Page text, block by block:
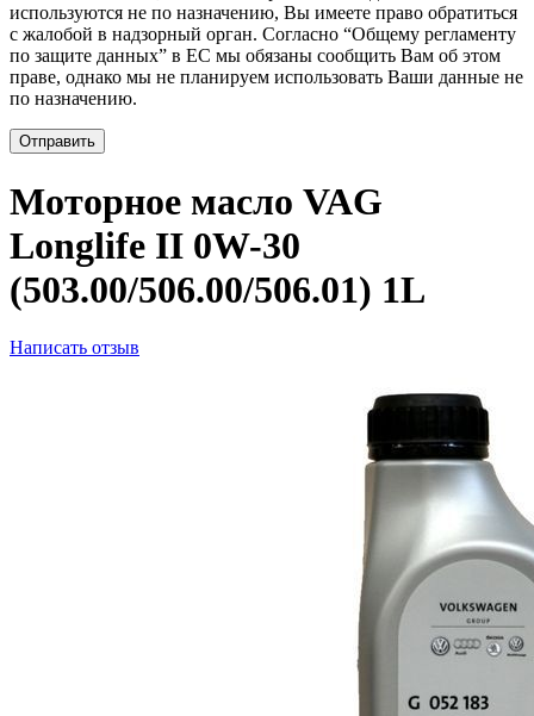
используются не по назначению, Вы имеете право обратиться
с жалобой в надзорный орган. Согласно “Общему регламенту
по защите данных” в ЕС мы обязаны сообщить Вам об этом
праве, однако мы не планируем использовать Ваши данные не
по назначению.
Отправить
Моторное масло VAG
Longlife II 0W-30
(503.00/506.00/506.01) 1L
Написать отзыв